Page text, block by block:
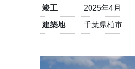
竣工 2025年4月
建築地 千葉県柏市